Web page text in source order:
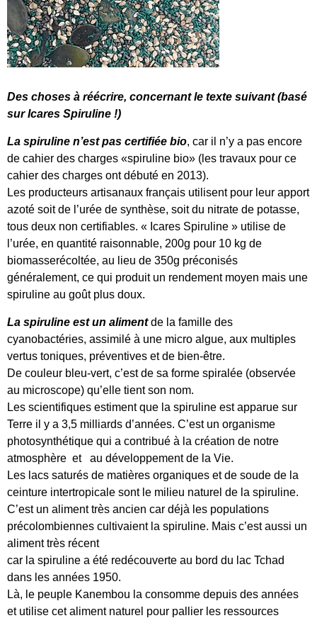
Des choses à réécrire, concernant le texte suivant (basé
sur Icares Spiruline !)
La spiruline n’est pas certifiée bio, car il n’y a pas encore
de cahier des charges «spiruline bio» (les travaux pour ce
cahier des charges ont débuté en 2013).
Les producteurs artisanaux français utilisent pour leur apport
azoté soit de l’urée de synthèse, soit du nitrate de potasse,
tous deux non certifiables. « Icares Spiruline » utilise de
l’urée, en quantité raisonnable, 200g pour 10 kg de
biomasserécoltée, au lieu de 350g préconisés
généralement, ce qui produit un rendement moyen mais une
spiruline au goût plus doux.
La spiruline est un alimentde la famille des
cyanobactéries, assimilé à une micro algue, aux multiples
vertus toniques, préventives et de bien-être.
De couleur bleu-vert, c’est de sa forme spiralée (observée
au microscope) qu’elle tient son nom.
Les scientifiques estiment que la spiruline est apparue sur
Terre il y a 3,5 milliards d’années. C’est un organisme
photosynthétique qui a contribué à la création de notre
atmosphère et au développement de la Vie.
Les lacs saturés de matières organiques et de soude de la
ceinture intertropicale sont le milieu naturel de la spiruline.
C’est un aliment très ancien car déjà les populations
précolombiennes cultivaient la spiruline. Mais c’est aussi un
aliment très récent
car la spiruline a été redécouverte au bord du lac Tchad
dans les années 1950.
Là, le peuple Kanembou la consomme depuis des années
et utilise cet aliment naturel pour pallier les ressources